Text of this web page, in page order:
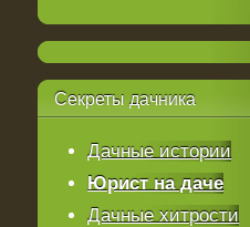
Секреты дачника
Дачные истории
Юрист на даче
Дачные хитрости